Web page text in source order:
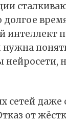
сетей
от